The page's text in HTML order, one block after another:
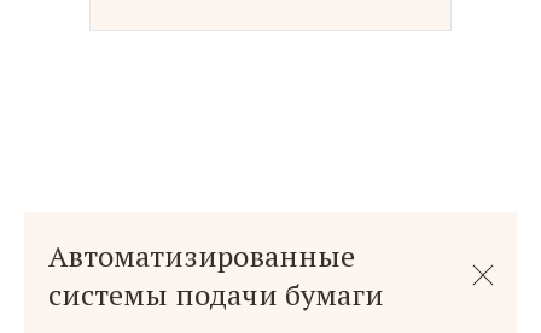
Автоматизированные
системы подачи бумаги